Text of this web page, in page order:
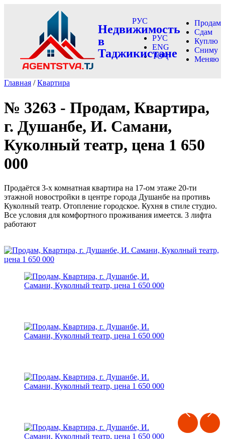
Недвижимость
в
Таджикистане
РУС
РУС
ENG
ТОҶ
Продам
Сдам
Куплю
Сниму
Меняю
Главная /Квартира
№ 3263 - Продам, Квартира,
г. Душанбе, И. Самани,
Куколный театр, цена 1 650
000
Продаётся 3-х комнатная квартира на 17-ом этаже 20-ти
этажной новостройки в центре города Душанбе на противь
Куколный театр. Отопление городское. Кухня в стиле студио.
Все условия для комфортного проживания имеется. 3 лифта
работают